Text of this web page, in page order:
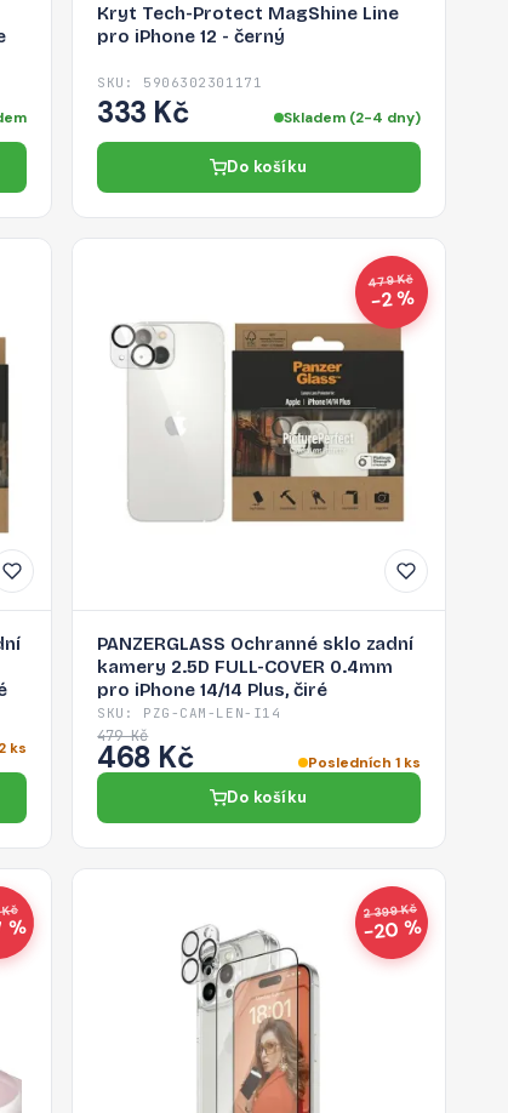
Kryt Tech-Protect MagShine Line
pro iPhone 12 - černý
SKU: 5906302301171
333 Kč Skladem (2-4 dny)
Do košíku
ks
479 Kč
−2 %
PANZERGLASS Ochranné sklo zadní
kamery 2.5D FULL-COVER 0.4mm
pro iPhone 14/14 Plus, čiré
SKU: PZG-CAM-LEN-I14
479 Kč
468 Kč Posledních 1 ks
Do košíku
%
2 399 Kč
−20 %